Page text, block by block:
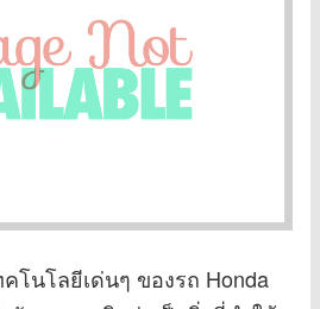
คโนโลยีเด่นๆ ของรถ Honda